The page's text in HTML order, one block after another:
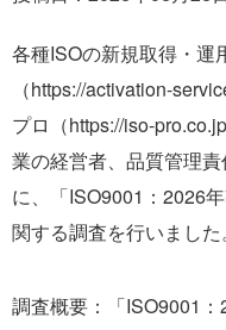
各種ISOの新規取得・運
（https://activation-
プロ（https://iso-
業の経営者、品質管理
に、「ISO9001：2026
関する調査を行いました。
調査概要：「ISO9001